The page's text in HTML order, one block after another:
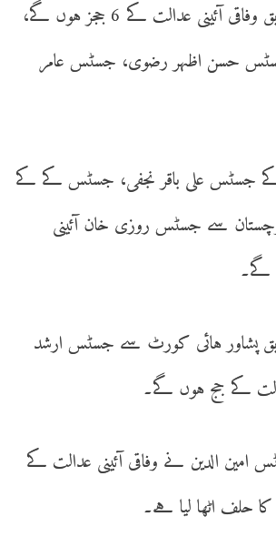
نوٹیفکیشن کے مطابق وفاقی آئینی عدالت کے 6 ججز ہوں گے،
حسن اظہر رضوی، جسٹس عامر
کے جسٹس علی باقر نجفی، جسٹس کے کے
سے جسٹس روزی خان آئینی
گے۔
پشاور ہائی کورٹ سے جسٹس ارشد
کے جج ہوں گے۔
الدین نے وفاقی آئینی عدالت کے
حلف اٹھا لیا ہے۔